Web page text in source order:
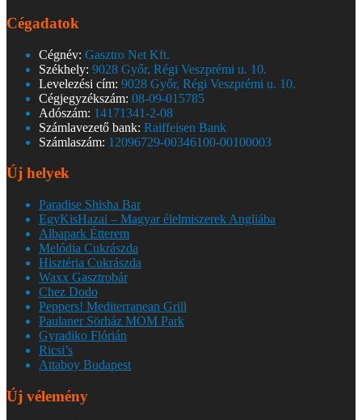
Cégadatok
Cégnév: Gasztro Net Kft.
Székhely: 9028 Győr, Régi Veszprémi u. 10.
Levelezési cím: 9028 Győr, Régi Veszprémi u. 10.
Cégjegyzékszám: 08-09-015785
Adószám: 14171341-2-08
Számlavezető bank: Raiffeisen Bank
Számlaszám: 12096729-00346100-00100003
Új helyek
Paradise Shisha Bar
EgyKisHazai – Magyar élelmiszerek Angliába
Albapark Étterem
Melódia Cukrászda
Hisztéria Cukrászda
Waxx Gasztrobár
Chez Dodo
Peppers! Mediterranean Grill
Paulaner Sörház MOM Park
Gyradiko Flórián
Ricsi’s
Attaboy Budapest
Új vélemény